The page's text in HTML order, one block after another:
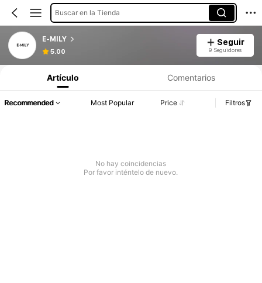
Buscar en la Tienda
E-MILY
5.00
Seguir
9 Seguidores
Artículo Comentarios
Recommended Most Popular Price Filtros
No hay coincidencias
Por favor inténtelo de nuevo.